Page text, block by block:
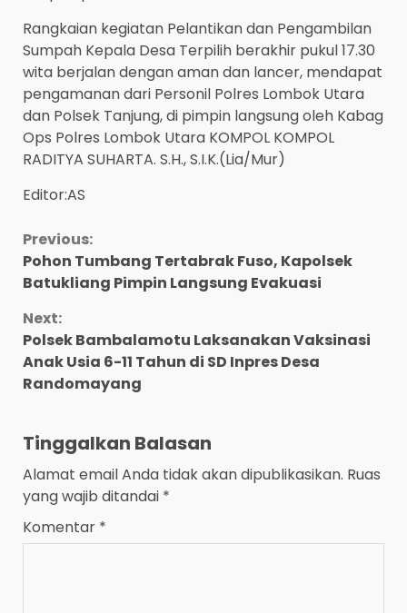
Rangkaian kegiatan Pelantikan dan Pengambilan
Sumpah Kepala Desa Terpilih berakhir pukul 17.30
wita berjalan dengan aman dan lancer, mendapat
pengamanan dari Personil Polres Lombok Utara
dan Polsek Tanjung, di pimpin langsung oleh Kabag
Ops Polres Lombok Utara KOMPOL KOMPOL
RADITYA SUHARTA. S.H., S.I.K.(Lia/Mur)
Editor:AS
Continue
Reading
Previous:
Pohon Tumbang Tertabrak Fuso, Kapolsek
Batukliang Pimpin Langsung Evakuasi
Next:
Polsek Bambalamotu Laksanakan Vaksinasi
Anak Usia 6-11 Tahun di SD Inpres Desa
Randomayang
Tinggalkan Balasan
Alamat email Anda tidak akan dipublikasikan. Ruas
yang wajib ditandai *
Komentar *